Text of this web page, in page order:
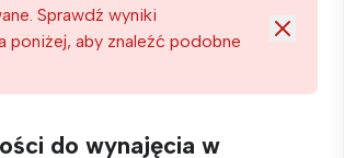
Sprawdź wyniki
poniżej, aby znaleźć podobne
do wynajęcia w